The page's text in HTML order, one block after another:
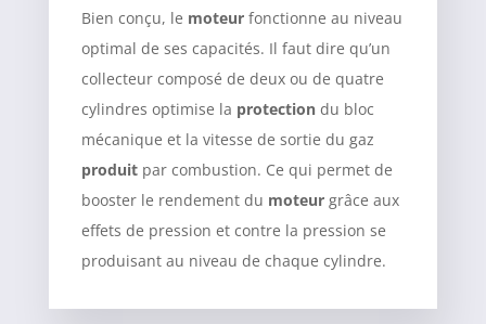
Bien conçu, le moteurfonctionne au niveau
optimal de ses capacités. Il faut dire qu’un
collecteur composé de deux ou de quatre
cylindres optimise la protectiondu bloc
mécanique et la vitesse de sortie du gaz
produitpar combustion. Ce qui permet de
booster le rendement du moteurgrâce aux
effets de pression et contre la pression se
produisant au niveau de chaque cylindre.